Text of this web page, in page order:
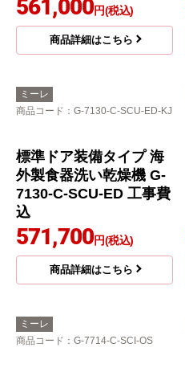
561,000円(税込)
商品詳細はこちら
ミーレ
商品コード ：G-7130-C-SCU-ED-KJ
標準ドア装備タイプ 海
外製食器洗い乾燥機 G-
7130-C-SCU-ED 工事費
込
571,700円(税込)
商品詳細はこちら
ミーレ
商品コード ：G-7714-C-SCI-OS